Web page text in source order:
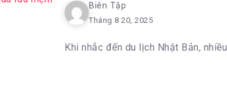
Biên Tập
Tháng 8 20, 2025
Khi nhắc đến du lịch Nhật Bản,